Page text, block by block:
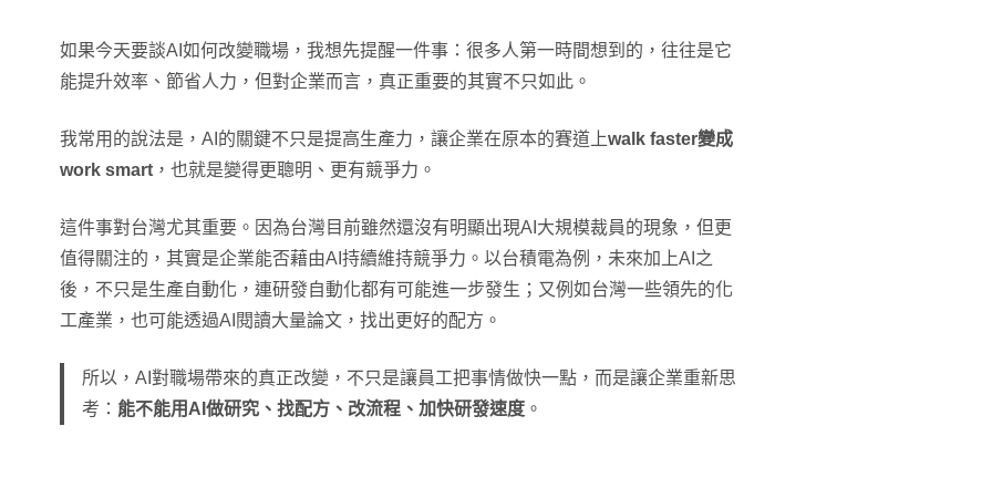
如果今天要談AI如何改變職場，我想先提醒一件事：很多人第一時間想到的，往往是它
能提升效率、節省人力，但對企業而言，真正重要的其實不只如此。
我常用的說法是，AI的關鍵不只是提高生產力，讓企業在原本的賽道上walk faster變成
work smart ，也就是變得更聰明、更有競爭力。
這件事對台灣尤其重要。因為台灣目前雖然還沒有明顯出現AI大規模裁員的現象，但更
值得關注的，其實是企業能否藉由AI持續維持競爭力。以台積電為例，未來加上AI之
後，不只是生產自動化，連研發自動化都有可能進一步發生；又例如台灣一些領先的化
工產業，也可能透過AI閱讀大量論文，找出更好的配方。
所以，AI對職場帶來的真正改變，不只是讓員工把事情做快一點，而是讓企業重新思
考： 能不能用AI做研究、找配方、改流程、加快研發速度 。